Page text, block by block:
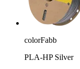
colorFabb
PLA-HP Silver